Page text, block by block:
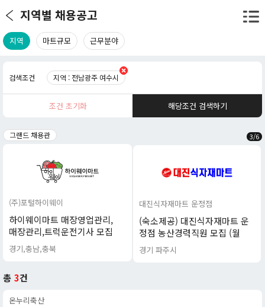
지역별 채용공고
지역 마트규모 근무분야
검색조건 지역 : 전남광주 여수시
조건 초기화 해당조건 검색하기
그랜드 채용관 3/6
(주)포털하이웨이
하이웨이마트 매장영업관리,
매장관리,트럭운전기사 모집
경기,충남,충북
대진식자재마트 운정점
(숙소제공) 대진식자재마트 운
정점 농산경력직원 모집 (월
350이상 월 7회 휴무)
경기 파주시
총 3건
온누리축산